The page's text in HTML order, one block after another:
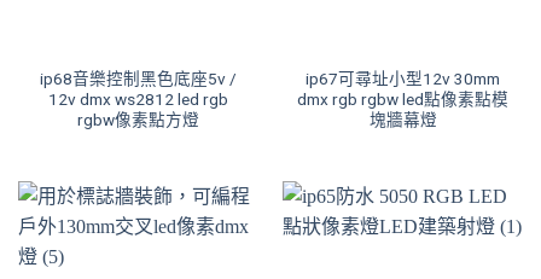
ip68音樂控制黑色底座5v /
12v dmx ws2812 led rgb
rgbw像素點方燈
ip67可尋址小型12v 30mm
dmx rgb rgbw led點像素點模
塊牆幕燈